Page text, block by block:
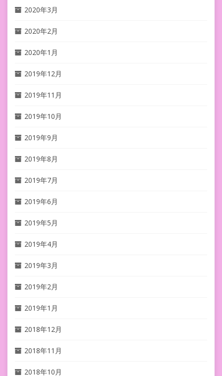
2020年3月
2020年2月
2020年1月
2019年12月
2019年11月
2019年10月
2019年9月
2019年8月
2019年7月
2019年6月
2019年5月
2019年4月
2019年3月
2019年2月
2019年1月
2018年12月
2018年11月
2018年10月